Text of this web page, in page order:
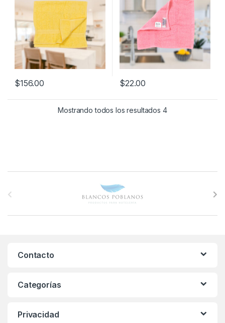
$156.00 $22.00
Mostrando todos los resultados 4
Contacto
Categorías
Privacidad